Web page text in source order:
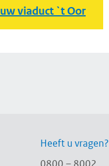
viaduct `t Oor
Heeft u vragen?